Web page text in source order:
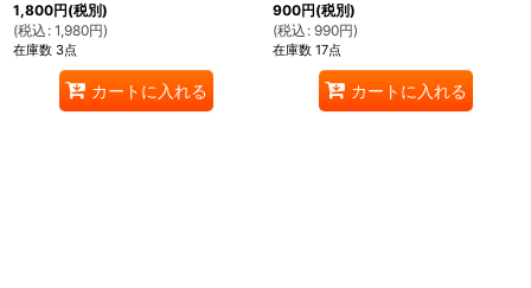
1,800円(税別)
(税込 : 1,980円)
在庫数 3点
カートに入れる
900円(税別)
(税込 : 990円)
在庫数 17点
カートに入れる